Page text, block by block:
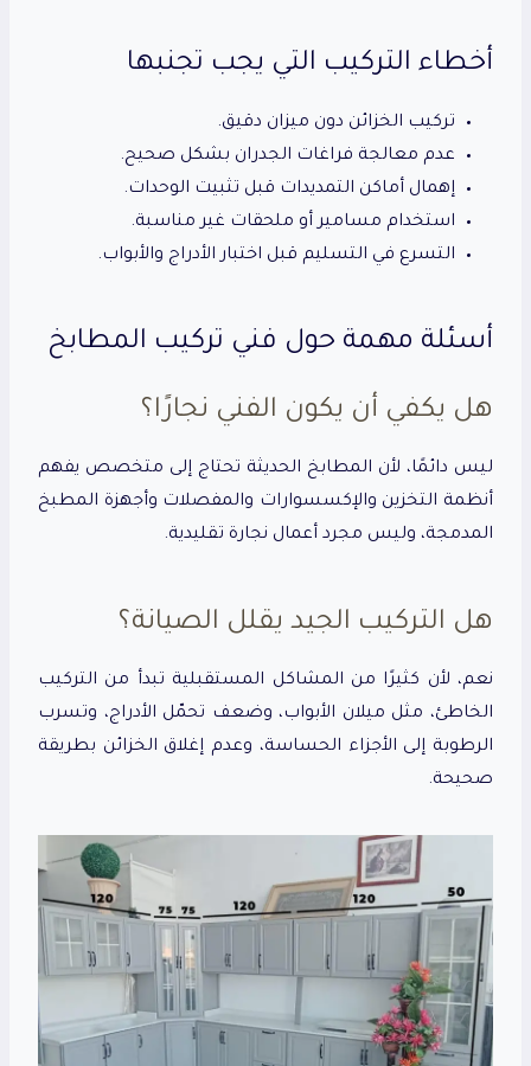
أخطاء التركيب التي يجب تجنبها
تركيب الخزائن دون ميزان دقيق.
عدم معالجة فراغات الجدران بشكل صحيح.
إهمال أماكن التمديدات قبل تثبيت الوحدات.
استخدام مسامير أو ملحقات غير مناسبة.
التسرع في التسليم قبل اختبار الأدراج والأبواب.
أسئلة مهمة حول فني تركيب المطابخ
هل يكفي أن يكون الفني نجارًا؟
ليس دائمًا، لأن المطابخ الحديثة تحتاج إلى متخصص يفهم
أنظمة التخزين والإكسسوارات والمفصلات وأجهزة المطبخ
المدمجة، وليس مجرد أعمال نجارة تقليدية.
هل التركيب الجيد يقلل الصيانة؟
نعم، لأن كثيرًا من المشاكل المستقبلية تبدأ من التركيب
الخاطئ، مثل ميلان الأبواب، وضعف تحمّل الأدراج، وتسرب
الرطوبة إلى الأجزاء الحساسة، وعدم إغلاق الخزائن بطريقة
صحيحة.